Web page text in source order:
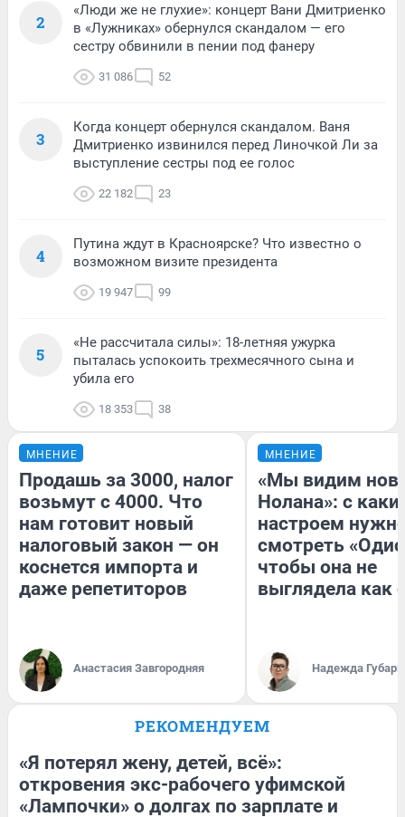
2
«Люди же не глухие»: концерт Вани Дмитриенко
в «Лужниках» обернулся скандалом — его
сестру обвинили в пении под фанеру
31 086 52
3
Когда концерт обернулся скандалом. Ваня
Дмитриенко извинился перед Линочкой Ли за
выступление сестры под ее голос
22 182 23
4
Путина ждут в Красноярске? Что известно о
возможном визите президента
19 947 99
5
«Не рассчитала силы»: 18-летняя ужурка
пыталась успокоить трехмесячного сына и
убила его
18 353 38
МНЕНИЕ
Продашь за 3000, налог
возьмут с 4000. Что
нам готовит новый
налоговый закон — он
коснется импорта и
даже репетиторов
Анастасия Завгородняя
МНЕНИЕ
«Мы видим
Нолана»: с
настроем
смотреть
чтобы она не
выглядела как
Надежда Губарь
РЕКОМЕНДУЕМ
«Я потерял жену, детей, всё»:
откровения экс-рабочего уфимской
«Лампочки» о долгах по зарплате и